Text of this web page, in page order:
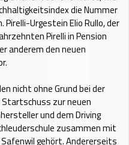
die Nummer
Urgestein Elio Rullo, der
Pirelli in Pension
anderem den neuen
nicht ohne Grund bei der
zur neuen
und dem Driving
zusammen mit
gehört. Andererseits